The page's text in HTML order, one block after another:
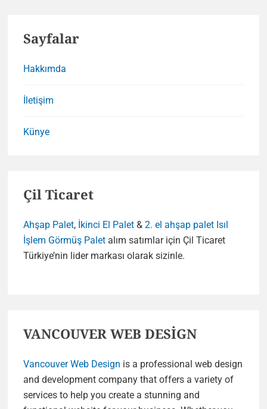
Sayfalar
Hakkımda
İletişim
Künye
Çil Ticaret
Ahşap Palet, İkinci El Palet & 2. el ahşap palet Isıl
İşlem Görmüş Palet alım satımlar için Çil Ticaret
Türkiye’nin lider markası olarak sizinle.
VANCOUVER WEB DESİGN
Vancouver Web Design is a professional web design
and development company that offers a variety of
services to help you create a stunning and